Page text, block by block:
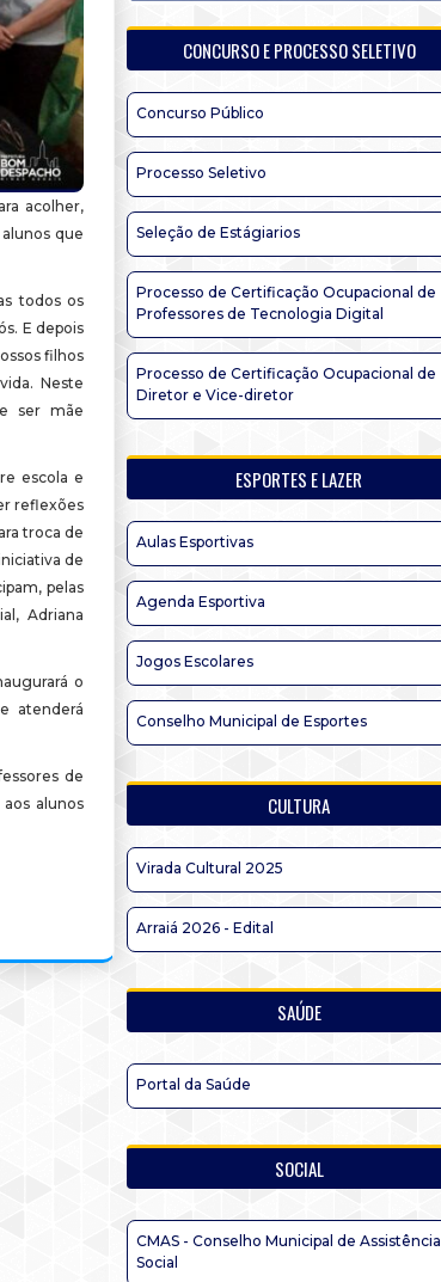
acolher,
que
todos os
E depois
filhos
Neste
ser mãe
escola e
reflexões
troca de
de
pelas
Adriana
o
atenderá
de
alunos
CONCURSO E PROCESSO SELETIVO
Concurso Público
Processo Seletivo
Seleção de Estágiarios
Processo de Certificação Ocupacional de
Professores de Tecnologia Digital
Processo de Certificação Ocupacional de
Diretor e Vice-diretor
ESPORTES E LAZER
Aulas Esportivas
Agenda Esportiva
Jogos Escolares
Conselho Municipal de Esportes
CULTURA
Virada Cultural 2025
Arraiá 2026 - Edital
SAÚDE
Portal da Saúde
SOCIAL
CMAS - Conselho Municipal de Assistência
Social